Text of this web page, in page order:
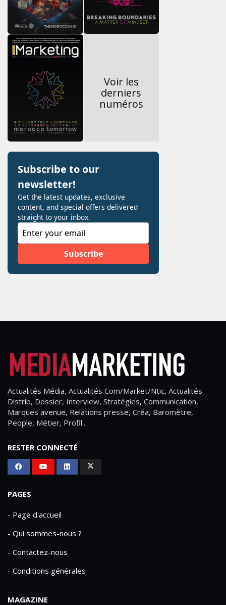
Voir les
derniers
numéros
Actualités Média, Actualités Com/Market/Ntic, Actualités
Distrib, Dossier, Interview, Stratégies, Communication,
Marques avenue, Relations presse, Créa, Baromètre,
People, Métier, Profil...
RESTER CONNECTÉ
PAGES
- Page d'accueil
- Qui sommes-nous ?
- Contactez-nous
- Conditions générales
MAGAZINE